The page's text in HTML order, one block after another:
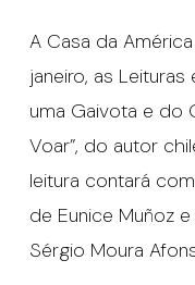
A Casa da
janeiro, as
uma Gaivota e do
Voar”, do autor
leitura contará
de Eunice Muñoz
Sérgio Moura